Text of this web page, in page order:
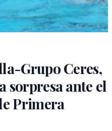
Grupo Ceres,
sorpresa ante el
Primera